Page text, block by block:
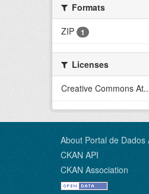
Formats
ZIP
1
Licenses
Creative Commons
About Portal de
CKAN API
CKAN Association